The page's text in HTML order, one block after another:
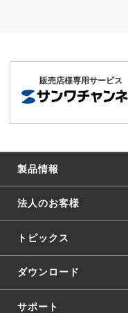
販売店様専用サービス
製品情報
法人のお客様
トピックス
ダウンロード
サポート